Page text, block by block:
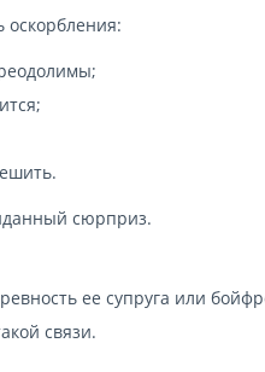
оскорбления:
сюрприз.
ее супруга или
связи.